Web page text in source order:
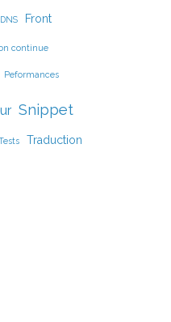
DNS Front
continue
Peformances
Snippet
Traduction